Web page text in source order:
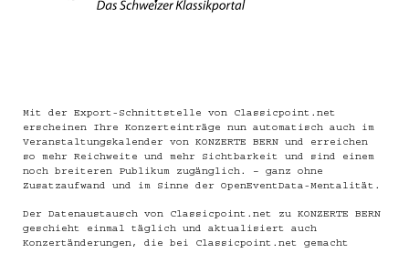
Mit der Export-Schnittstelle von Classicpoint.net
erscheinen Ihre Konzerteinträge nun automatisch auch im
Veranstaltungskalender von KONZERTE BERN und erreichen
so mehr Reichweite und mehr Sichtbarkeit und sind einem
noch breiteren Publikum zugänglich. – ganz ohne
Zusatzaufwand und im Sinne der OpenEventData-Mentalität.
Der Datenaustausch von Classicpoint.net zu KONZERTE BERN
geschieht einmal täglich und aktualisiert auch
Konzertänderungen, die bei Classicpoint.net gemacht